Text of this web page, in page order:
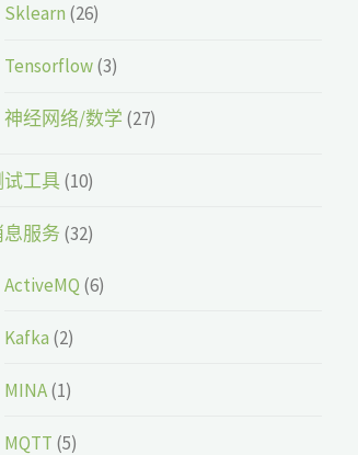
Sklearn (26)
Tensorflow(3)
神经网络/数学 (27)
试工具(10)
息服务 (32)
ActiveMQ (6)
Kafka (2)
MINA(1)
MQTT (5)